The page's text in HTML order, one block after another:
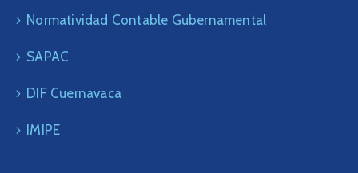
Normatividad Contable Gubernamental
SAPAC
DIF Cuernavaca
IMIPE